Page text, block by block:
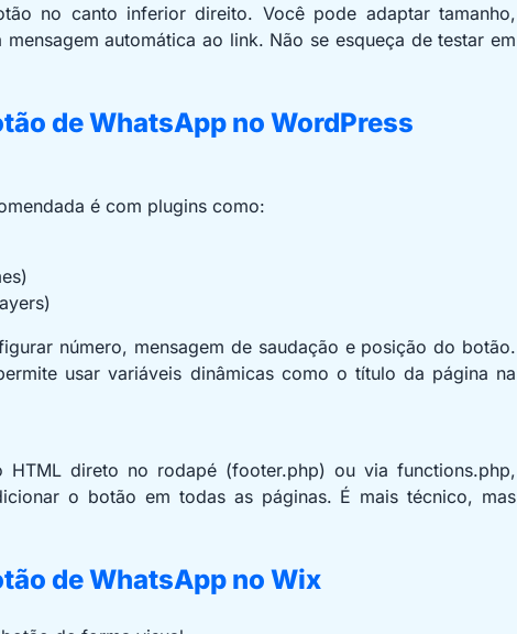
no canto inferior direito. Você pode adaptar tamanho,
automática ao link. Não se esqueça de testar em
de WhatsApp no WordPress
é com plugins como:
número, mensagem de saudação e posição do botão.
usar variáveis dinâmicas como o título da página na
direto no rodapé (footer.php) ou via functions.php,
o botão em todas as páginas. É mais técnico, mas
de WhatsApp no Wix